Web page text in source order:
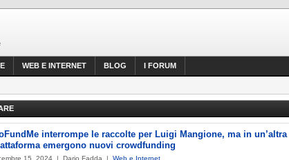
WEB E INTERNET BLOG I FORUM
interrompe le raccolte per Luigi Mangione, ma in un’altra
emergono nuovi crowdfunding
15, 2024 | Dario Fadda | Web e Internet